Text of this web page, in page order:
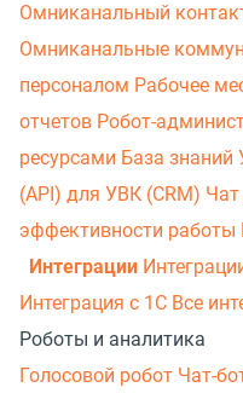
Омниканальный
Омниканальные
персоналом Рабочее
отчетов Робот-
ресурсами База знаний
(API) для УВК (CRM) Чат
эффективности работы
Интеграции
Интеграция с 1С Все
Роботы и аналитика
Голосовой робот Чат-